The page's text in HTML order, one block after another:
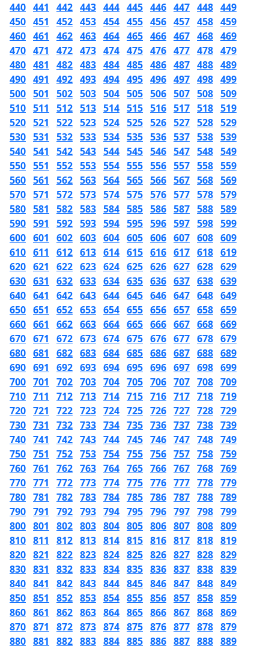
440 441 442 443 444 445 446 447 448 449
450 451 452 453 454 455 456 457 458 459
460 461 462 463 464 465 466 467 468 469
470 471 472 473 474 475 476 477 478 479
480 481 482 483 484 485 486 487 488 489
490 491 492 493 494 495 496 497 498 499
500 501 502 503 504 505 506 507 508 509
510 511 512 513 514 515 516 517 518 519
520 521 522 523 524 525 526 527 528 529
530 531 532 533 534 535 536 537 538 539
540 541 542 543 544 545 546 547 548 549
550 551 552 553 554 555 556 557 558 559
560 561 562 563 564 565 566 567 568 569
570 571 572 573 574 575 576 577 578 579
580 581 582 583 584 585 586 587 588 589
590 591 592 593 594 595 596 597 598 599
600 601 602 603 604 605 606 607 608 609
610 611 612 613 614 615 616 617 618 619
620 621 622 623 624 625 626 627 628 629
630 631 632 633 634 635 636 637 638 639
640 641 642 643 644 645 646 647 648 649
650 651 652 653 654 655 656 657 658 659
660 661 662 663 664 665 666 667 668 669
670 671 672 673 674 675 676 677 678 679
680 681 682 683 684 685 686 687 688 689
690 691 692 693 694 695 696 697 698 699
700 701 702 703 704 705 706 707 708 709
710 711 712 713 714 715 716 717 718 719
720 721 722 723 724 725 726 727 728 729
730 731 732 733 734 735 736 737 738 739
740 741 742 743 744 745 746 747 748 749
750 751 752 753 754 755 756 757 758 759
760 761 762 763 764 765 766 767 768 769
770 771 772 773 774 775 776 777 778 779
780 781 782 783 784 785 786 787 788 789
790 791 792 793 794 795 796 797 798 799
800 801 802 803 804 805 806 807 808 809
810 811 812 813 814 815 816 817 818 819
820 821 822 823 824 825 826 827 828 829
830 831 832 833 834 835 836 837 838 839
840 841 842 843 844 845 846 847 848 849
850 851 852 853 854 855 856 857 858 859
860 861 862 863 864 865 866 867 868 869
870 871 872 873 874 875 876 877 878 879
880 881 882 883 884 885 886 887 888 889